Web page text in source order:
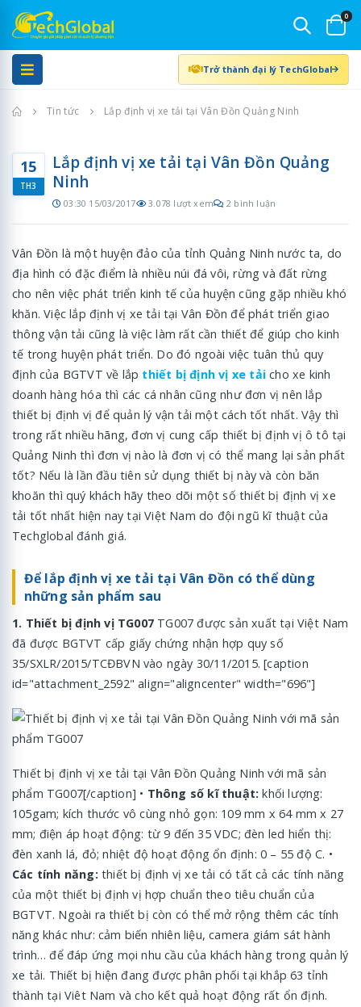
0
Trở thành đại lý TechGlobal
Trang chủ
Tin tức Lắp định vị xe tải tại Vân Đồn Quảng Ninh
15
TH3
Lắp định vị xe tải tại Vân Đồn Quảng
Ninh
03:30 15/03/2017 3.078 lượt xem 2 bình luận
Vân Đồn là một huyện đảo của tỉnh Quảng Ninh nước ta, do
địa hình có đặc điểm là nhiều núi đá vôi, rừng và đất rừng
cho nên việc phát triển kinh tế của huyện cũng gặp nhiều khó
khăn. Việc lắp định vị xe tải tại Vân Đồn để phát triển giao
thông vận tải cũng là việc làm rất cần thiết để giúp cho kinh
tế trong huyện phát triển. Do đó ngoài việc tuân thủ quy
định của BGTVT về lắp thiết bị định vị xe tải cho xe kinh
doanh hàng hóa thì các cá nhân cũng như đơn vị nên lắp
thiết bị định vị để quản lý vận tải một cách tốt nhất. Vậy thì
trong rất nhiều hãng, đơn vị cung cấp thiết bị định vị ô tô tại
Quảng Ninh thì đơn vị nào là đơn vị có thể mang lại sản phất
tốt? Nếu là lần đầu tiên sử dụng thiết bị này và còn băn
khoăn thì quý khách hãy theo dõi một số thiết bị định vị xe
tải tốt nhất hiện nay tại Việt Nam do đội ngũ kĩ thuật của
Techglobal đánh giá.
Để lắp định vị xe tải tại Vân Đồn có thể dùng
những sản phẩm sau
1. Thiết bị định vị TG007 TG007 được sản xuất tại Việt Nam
đã được BGTVT cấp giấy chứng nhận hợp quy số
35/SXLR/2015/TCĐBVN vào ngày 30/11/2015. [caption
id="attachment_2592" align="aligncenter" width="696"]
Thiết bị định vị xe tải tại Vân Đồn Quảng Ninh với mã sản
phẩm TG007[/caption] • Thông số kĩ thuật: khối lượng:
105gam; kích thước vô cùng nhỏ gọn: 109 mm x 64 mm x 27
mm; điện áp hoạt động: từ 9 đến 35 VDC; đèn led hiển thị:
đèn xanh lá, đỏ; nhiệt độ hoạt động ổn định: 0 – 55 độ C. •
Các tính năng: thiết bị định vị xe tải có tất cả các tính năng
của một thiết bị định vị hợp chuẩn theo tiêu chuẩn của
BGTVT. Ngoài ra thiết bị còn có thể mở rộng thêm các tính
năng khác như: cảm biến nhiên liệu, camera giám sát hành
trình… để đáp ứng mọi nhu cầu của khách hàng trong quản lý
xe tải. Thiết bị hiện đang được phân phối tại khắp 63 tỉnh
thành tại Viêt Nam và cho kết quả hoạt động rất ổn định.